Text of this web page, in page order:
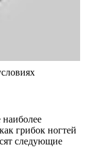
грибок ногтей
следующие